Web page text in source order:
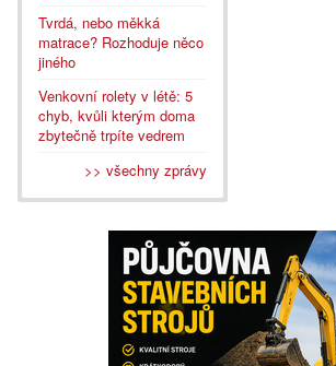
Tvrdá, nebo měkká
matrace? Rozhoduje něco
jiného
Venkovní rolety v létě: 5
chyb, kvůli kterým doma
zbytečně trpíte vedrem
>> všechny zprávy